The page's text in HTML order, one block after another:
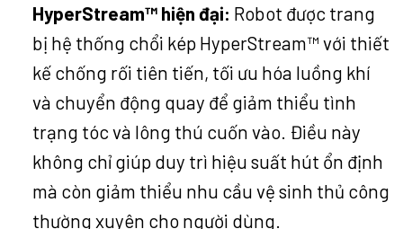
HyperStream™ hiện đại: Robot được trang
bị hệ thống chổi kép HyperStream™ với thiết
kế chống rối tiên tiến, tối ưu hóa luồng khí
và chuyển động quay để giảm thiểu tình
trạng tóc và lông thú cuốn vào. Điều này
không chỉ giúp duy trì hiệu suất hút ổn định
mà còn giảm thiểu nhu cầu vệ sinh thủ công
thường xuyên cho người dùng.